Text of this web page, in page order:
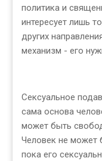
политика и
интересует лишь
других
механизм - его
Сексуальное
сама основа
может быть
Человек не может
пока его